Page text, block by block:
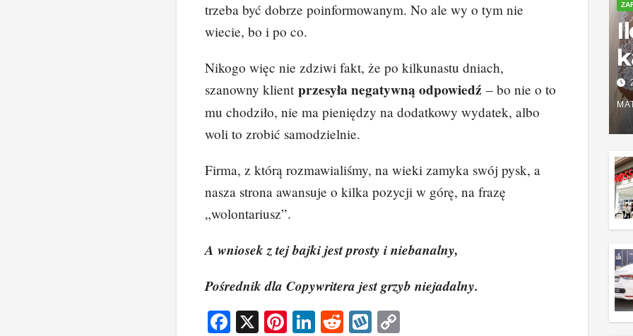
trzeba być dobrze poinformowanym. No ale wy o tym nie
wiecie, bo i po co.
Nikogo więc nie zdziwi fakt, że po kilkunastu dniach,
szanowny klient przesyła negatywną odpowiedź – bo nie o to
mu chodziło, nie ma pieniędzy na dodatkowy wydatek, albo
woli to zrobić samodzielnie.
Firma, z którą rozmawialiśmy, na wieki zamyka swój pysk, a
nasza strona awansuje o kilka pozycji w górę, na frazę
„wolontariusz”.
A wniosek z tej bajki jest prosty i niebanalny,
Pośrednik dla Copywritera jest grzyb niejadalny.
F
X
Pi
Li
R
W